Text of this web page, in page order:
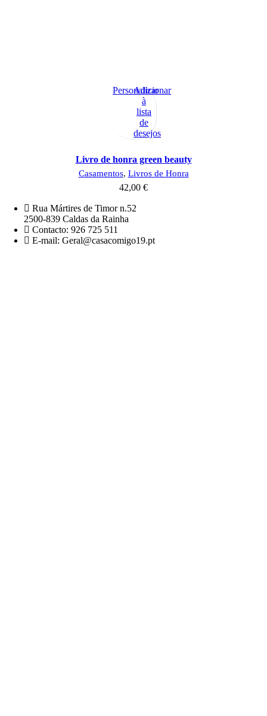
Personalizar
Adicionar
à
lista
de
desejos
Livro de honra green beauty
Casamentos, Livros de Honra
42,00 €
Rua Mártires de Timor n.52
2500-839 Caldas da Rainha
Contacto: 926 725 511
E-mail: Geral@casacomigo19.pt